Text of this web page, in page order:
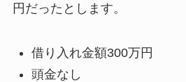
円だったとします。
借り入れ金額300万円
頭金なし